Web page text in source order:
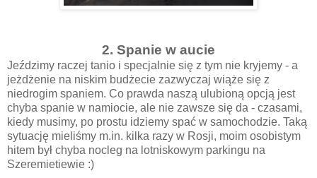
2. Spanie w aucie
Jeździmy raczej tanio i specjalnie się z tym nie kryjemy - a
jeżdżenie na niskim budżecie zazwyczaj wiąże się z
niedrogim spaniem. Co prawda naszą ulubioną opcją jest
chyba spanie w namiocie, ale nie zawsze się da - czasami,
kiedy musimy, po prostu idziemy spać w samochodzie. Taką
sytuację mieliśmy m.in. kilka razy w Rosji, moim osobistym
hitem był chyba nocleg na lotniskowym parkingu na
Szeremietiewie :)